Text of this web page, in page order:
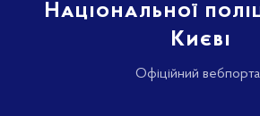
Національної
Києві
Офіційний